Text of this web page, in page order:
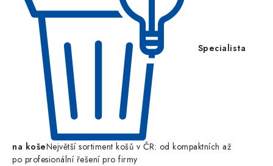
Specialista
na košeNejvětší sortiment košů v ČR: od kompaktních až
po profesionální řešení pro firmy